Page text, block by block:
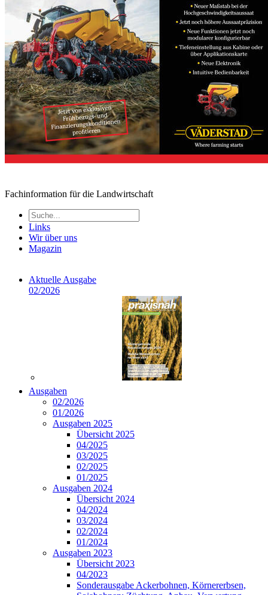
Fachinformation für die Landwirtschaft
Links
Wir über uns
Magazin
Aktuelle Ausgabe
02/2026
Ausgaben
02/2026
01/2026
Ausgaben 2025
Übersicht 2025
04/2025
03/2025
02/2025
01/2025
Ausgaben 2024
Übersicht 2024
04/2024
03/2024
02/2024
01/2024
Ausgaben 2023
Übersicht 2023
04/2023
Sonderausgabe Ackerbohnen, Körnererbsen,